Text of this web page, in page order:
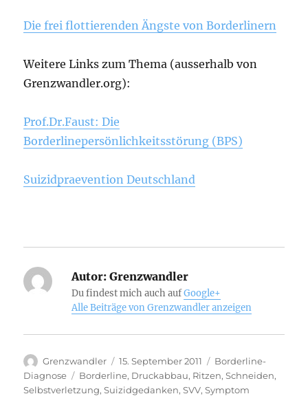
Die frei flottierenden Ängste von Borderlinern
Weitere Links zum Thema (ausserhalb von
Grenzwandler.org):
Prof.Dr.Faust: Die
Borderlinepersönlichkeitsstörung (BPS)
Suizidpraevention Deutschland
Autor: Grenzwandler
Du findest mich auch aufGoogle+
Alle Beiträge von Grenzwandler anzeigen
Autor
Grenzwandler
Veröffentlicht
am
15. September 2011 Kategorien
Borderline-
Diagnose
Schlagwörter
Borderline, Druckabbau, Ritzen,Schneiden,
Selbstverletzung,Suizidgedanken,SVV,Symptom